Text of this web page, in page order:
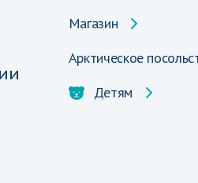
Магазин
Арктическое
Детям